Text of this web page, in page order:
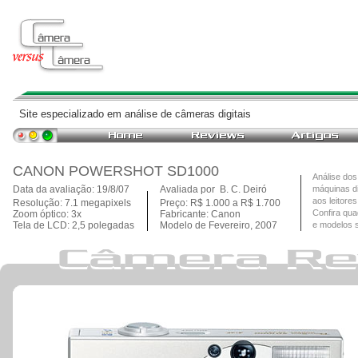
Site especializado em análise de câmeras digitais
CANON POWERSHOT SD1000
Análise
máquinas
aos
Confira
e modelos
Data da avaliação: 19/8/07
Avaliada por B. C. Deiró
Resolução: 7.1 megapixels
Zoom óptico: 3x
Tela de LCD: 2,5 polegadas
Preço: R$ 1.000 a R$ 1.700
Fabricante: Canon
Modelo de Fevereiro, 2007